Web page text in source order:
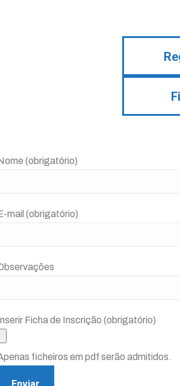
(obrigatório)
mail (obrigatório)
Ficha de Inscrição (obrigatório)
ficheiros em pdf serão admitidos.